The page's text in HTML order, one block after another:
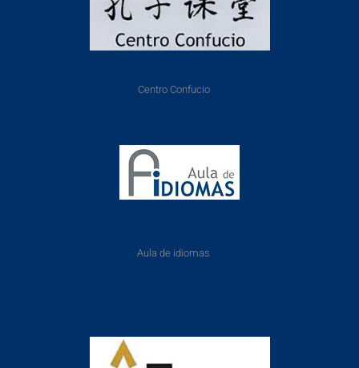
Centro Confucio
Aula de idiomas